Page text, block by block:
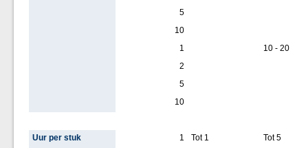
5
10
1
10 - 20
2
5
10
Uur per stuk 1 Tot 1
Tot 5